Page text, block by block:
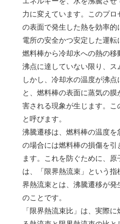
力に変えています。このプロ
の表面で発生した熱を効率的
電所の安全かつ安定した運転
燃料棒から冷却水への熱の
沸点に達していない限り、ス
しかし、冷却水の温度が沸
と、燃料棒の表面に蒸気の膜
害される現象が生じます。こ
と呼びます。
沸騰遷移は、燃料棒の温度を
の場合には燃料棒の損傷を引
ます。これを防ぐために、原
は、「限界熱流束」という指
界熱流束とは、沸騰遷移が発
のことです。
「限界熱流束比」は、実際